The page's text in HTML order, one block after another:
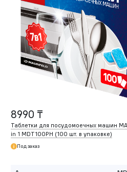
8990 ₸
Таблетки для посудомоечных машин
in 1 MDT100PH (100 шт. в упаковке)
Под заказ